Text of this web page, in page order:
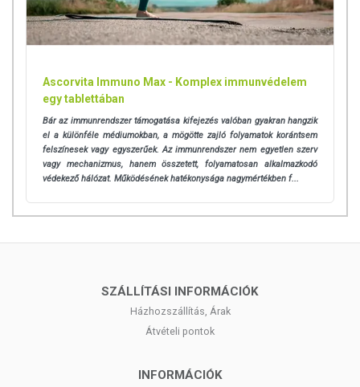
Ascorvita Immuno Max - Komplex immunvédelem
egy tablettában
Bár az immunrendszer támogatása kifejezés valóban gyakran hangzik
el a különféle médiumokban, a mögötte zajló folyamatok korántsem
felszínesek vagy egyszerűek. Az immunrendszer nem egyetlen szerv
vagy mechanizmus, hanem összetett, folyamatosan alkalmazkodó
védekező hálózat. Működésének hatékonysága nagymértékben f...
SZÁLLÍTÁSI INFORMÁCIÓK
Házhozszállítás, Árak
Átvételi pontok
INFORMÁCIÓK